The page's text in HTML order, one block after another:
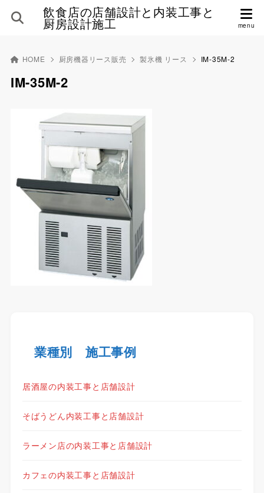
飲食店の店舗設計と内装工事と
厨房設計施工
HOME 厨房機器リース販売 製氷機 リース IM-35M-2
IM-35M-2
業種別 施工事例
居酒屋の内装工事と店舗設計
そばうどん内装工事と店舗設計
ラーメン店の内装工事と店舗設計
カフェの内装工事と店舗設計